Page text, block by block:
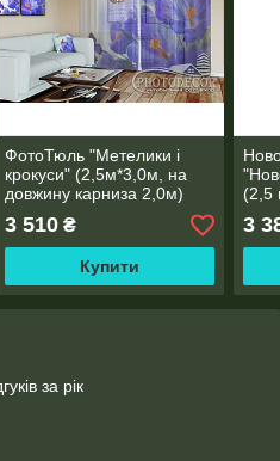
ФотоТюль "Метелики і
крокуси" (2,5м*3,0м, на
довжину карниза 2,0м)
3 510₴
Купити
(2,5
3
за рік